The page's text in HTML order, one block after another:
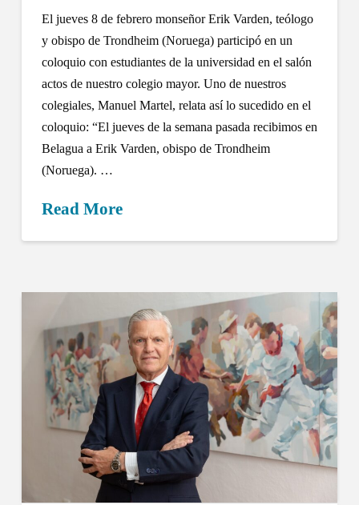
El jueves 8 de febrero monseñor Erik Varden, teólogo
y obispo de Trondheim (Noruega) participó en un
coloquio con estudiantes de la universidad en el salón
actos de nuestro colegio mayor. Uno de nuestros
colegiales, Manuel Martel, relata así lo sucedido en el
coloquio: “El jueves de la semana pasada recibimos en
Belagua a Erik Varden, obispo de Trondheim
(Noruega). …
Read More